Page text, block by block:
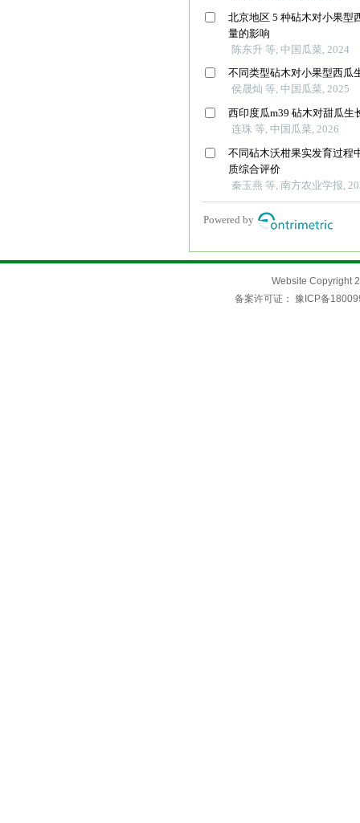
Website Copyright
备案许可证： 豫ICP备